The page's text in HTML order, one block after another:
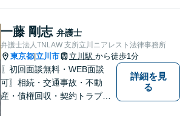
一藤 剛志 弁護士
弁護士法人TNLAW 支所立川ニアレスト法律事務所
東京都 立川市 立川駅 から徒歩1分
〖初回面談無料・WEB面談
可〗相続・交通事故・不動
産・債権回収・契約トラブル
詳細を見
る